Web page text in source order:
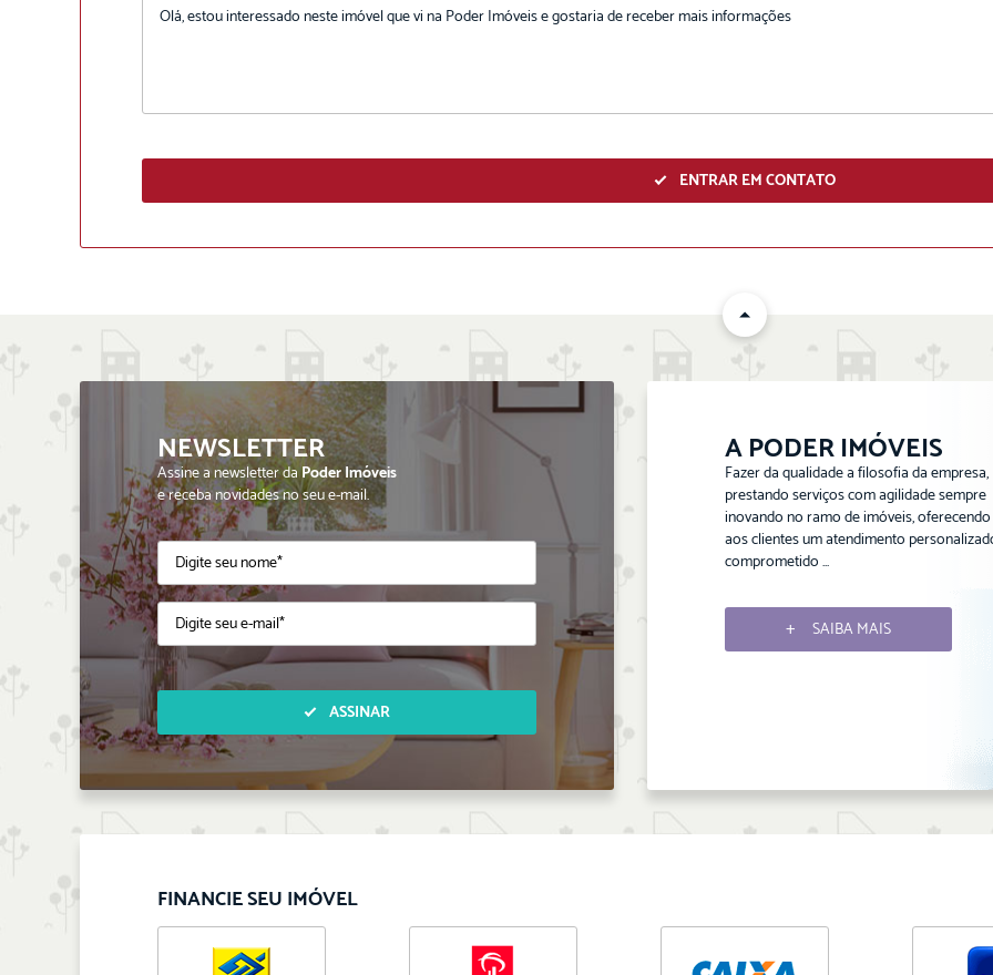
ENTRAR EM CONTATO
ENVIAR
NEWSLETTER
Assine a newsletter daPoder Imóveis
e receba novidades no seu e-mail.
ASSINAR
A PODER IMÓVEIS
Fazer da qualidade a filosofia da empresa,
prestando serviços com agilidade sempre
inovando no ramo de imóveis, oferecendo
aos clientes um atendimento
comprometido ...
SAIBA MAIS
FINANCIE SEU IMÓVEL